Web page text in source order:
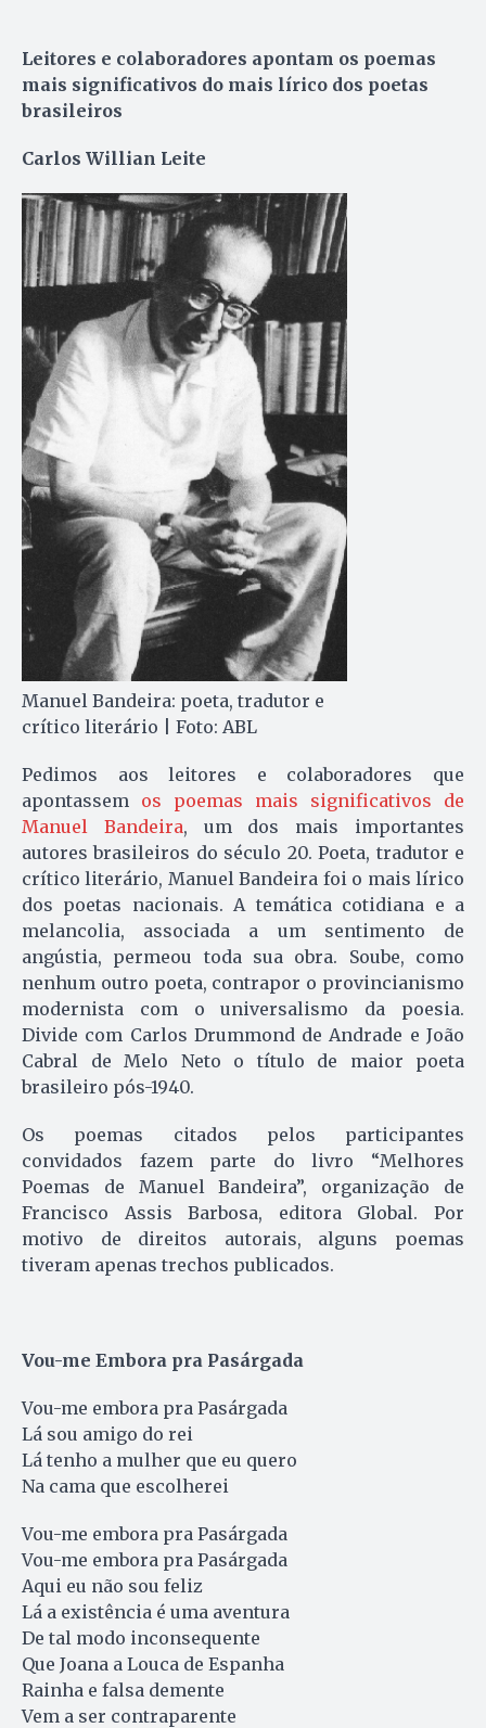
Leitores e colaboradores apontam os poemas
mais significativos do mais lírico dos poetas
brasileiros
Carlos Willian Leite
Manuel Bandeira: poeta, tradutor e
crítico literário | Foto: ABL
Pedimos aos leitores e colaboradores que
apontassem os poemas mais significativos de
Manuel Ban­deira, um dos mais importantes
autores brasileiros do século 20. Poeta, tradutor e
crítico literário, Ma­nuel Bandeira foi o mais lírico
dos poetas nacionais. A temática co­tidiana e a
melancolia, associada a um sentimento de
angústia, permeou toda sua obra. Soube, como
nenhum outro poeta, contrapor o provincianismo
modernista com o universalismo da poesia.
Divide com Carlos Drummond de Andrade e João
Cabral de Melo Neto o título de maior poeta
brasileiro pós-1940.
Os poemas citados pelos participantes
convidados fazem parte do livro “Melhores
Poemas de Manuel Bandeira”, organização de
Fran­cisco Assis Barbosa, editora Global. Por
motivo de direitos autorais, alguns poemas
tiveram apenas trechos publicados.
Vou-me Embora pra Pasárgada
Vou-me embora pra Pasárgada
Lá sou amigo do rei
Lá tenho a mulher que eu quero
Na cama que escolherei
Vou-me embora pra Pasárgada
Vou-me embora pra Pasárgada
Aqui eu não sou feliz
Lá a existência é uma aventura
De tal modo inconsequente
Que Joana a Louca de Espanha
Rainha e falsa demente
Vem a ser contraparente